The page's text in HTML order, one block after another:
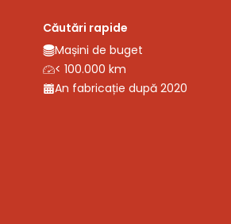
Căutări rapide
Mașini de buget
< 100.000 km
An fabricație după 2020